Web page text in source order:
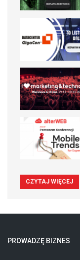
CZYTAJ WIĘCEJ
PROWADZĘ BIZNES